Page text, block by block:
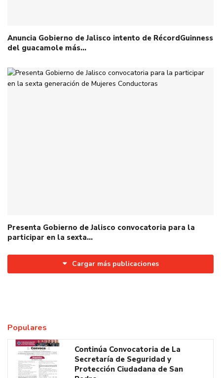
Anuncia Gobierno de Jalisco intento de RécordGuinness
del guacamole más…
Presenta Gobierno de Jalisco convocatoria para la
participar en la sexta…
Cargar más publicaciones
Populares
Continúa Convocatoria de La
Secretaría de Seguridad y
Protección Ciudadana de San